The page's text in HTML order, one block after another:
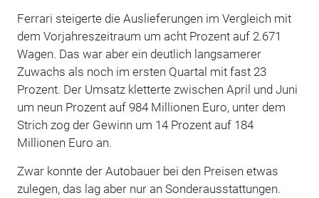
Ferrari steigerte die Auslieferungen im Vergleich mit
dem Vorjahreszeitraum um acht Prozent auf 2.671
Wagen. Das war aber ein deutlich langsamerer
Zuwachs als noch im ersten Quartal mit fast 23
Prozent. Der Umsatz kletterte zwischen April und Juni
um neun Prozent auf 984 Millionen Euro, unter dem
Strich zog der Gewinn um 14 Prozent auf 184
Millionen Euro an.
Zwar konnte der Autobauer bei den Preisen etwas
zulegen, das lag aber nur an Sonderausstattungen.